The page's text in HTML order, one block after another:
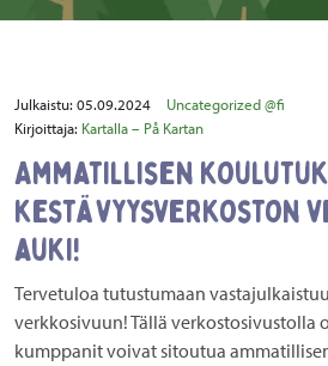
Julkaistu: 05.09.2024
Uncategorized @fi
Kirjoittaja: Kartalla – På Kartan
Ammatillisen
kestävyysverkoston
auki!
Tervetuloa tutustumaan
verkkosivuun! Tällä verkostosivustolla
kumppanit voivat sitoutua